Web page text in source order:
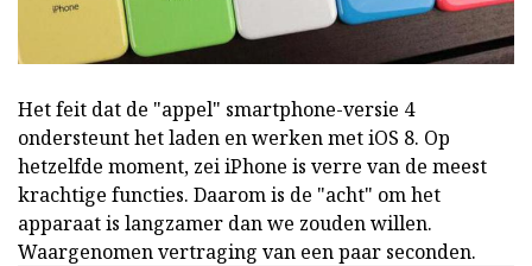
Het feit dat de "appel" smartphone-versie 4
ondersteunt het laden en werken met iOS 8. Op
hetzelfde moment, zei iPhone is verre van de meest
krachtige functies. Daarom is de "acht" om het
apparaat is langzamer dan we zouden willen.
Waargenomen vertraging van een paar seconden.